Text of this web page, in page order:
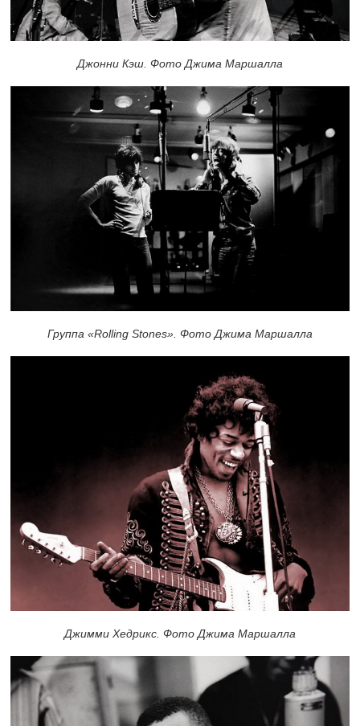
Джонни Кэш. Фото Джима Маршалла
Группа «Rolling Stones». Фото Джима Маршалла
Джимми Хедрикс. Фото Джима Маршалла